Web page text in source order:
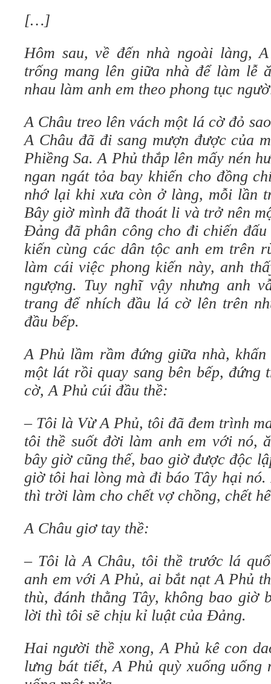
[…]
Hôm sau, về đến nhà ngoài làng,
trống mang lên giữa nhà để làm lễ
nhau làm anh em theo phong tục
A Châu treo lên vách một lá cờ đỏ
A Châu đã đi sang mượn được của
Phiềng Sa. A Phủ thắp lên mấy nén
ngan ngát tỏa bay khiến cho đồng
nhớ lại khi xưa còn ở làng, mỗi lần
Bây giờ mình đã thoát li và trở nên
Đảng đã phân công cho đi chiến đấu
kiến cùng các dân tộc anh em trên
làm cái việc phong kiến này, anh
ngượng. Tuy nghĩ vậy nhưng anh
trang để nhích đầu lá cờ lên trên
đầu bếp.
A Phủ lầm rầm đứng giữa nhà,
một lát rồi quay sang bên bếp, đứng
cờ, A Phủ cúi đầu thề:
– Tôi là Vừ A Phủ, tôi đã đem trình
tôi thề suốt đời làm anh em với nó,
bây giờ cũng thế, bao giờ được độc
giờ tôi hai lòng mà đi báo Tây hại
thì trời làm cho chết vợ chồng, chết
A Châu giơ tay thề:
– Tôi là A Châu, tôi thề trước lá
anh em với A Phủ, ai bắt nạt A Phủ
thù, đánh thằng Tây, không bao giờ
lời thì tôi sẽ chịu kỉ luật của Đảng.
Hai người thề xong, A Phủ kê con
lưng bát tiết, A Phủ quỳ xuống uống